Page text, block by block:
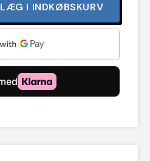
LÆG I INDKØBSKURV